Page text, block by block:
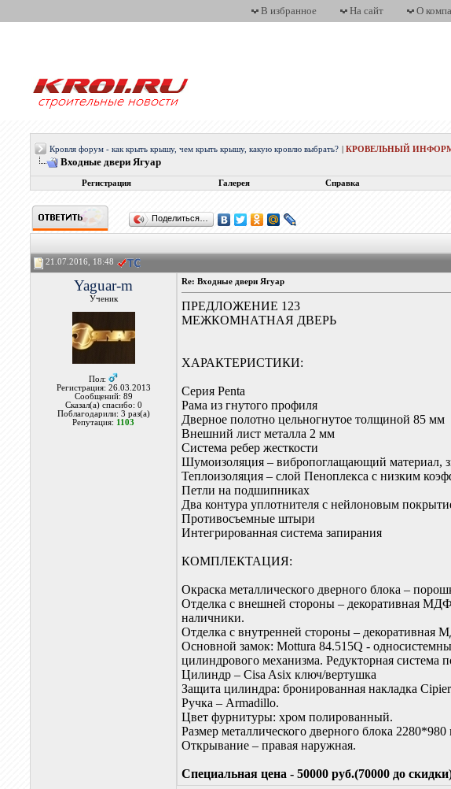
В избранное На сайт О
Кровля форум - как крыть крышу, чем крыть крышу, какую кровлю выбрать? |КРОВЕЛЬНЫЙ
Входные двери Ягуар
Регистрация Галерея Справка
Поделиться…
21.07.2016, 18:48
Yaguar-m
Ученик
Пол:
Регистрация: 26.03.2013
Сообщений: 89
Сказал(а) спасибо: 0
Поблагодарили: 3 раз(а)
Репутация: 1103
Re: Входные двери Ягуар
ПРЕДЛОЖЕНИЕ 123
МЕЖКОМНАТНАЯ ДВЕРЬ
ХАРАКТЕРИСТИКИ:
Серия Penta
Рама из гнутого профиля
Дверное полотно цельногнутое толщиной 85 мм
Внешний лист металла 2 мм
Система ребер жесткости
Шумоизоляция – вибропоглащающий материал,
Теплоизоляция – слой Пеноплекса с низким
Петли на подшипниках
Два контура уплотнителя с нейлоновым
Противосъемные штыри
Интегрированная система запирания
КОМПЛЕКТАЦИЯ:
Окраска металлического дверного блока –
Отделка с внешней стороны – декоративная
наличники.
Отделка с внутренней стороны –
Основной замок: Mottura 84.515Q -
цилиндрового механизма. Редукторная
Цилиндр – Cisa Asix ключ/вертушка
Защита цилиндра: бронированная накладка
Ручка – Armadillo.
Цвет фурнитуры: хром полированный.
Размер металлического дверного блока
Открывание – правая наружная.
Специальная цена - 50000 руб.(70000 до